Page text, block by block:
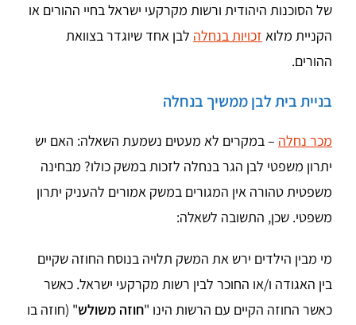
של הסוכנות היהודית ורשות מקרקעי ישראל בחיי ההורים או
הקניית מלואזכויות בנחלהלבן אחד שיוגדר בצוואת
ההורים.
בניית בית לבן ממשיך בנחלה
מכר נחלה– במקרים לא מעטים נשמעת השאלה: האם יש
יתרון משפטי לבן הגר בנחלה לזכות במשק כולו? מבחינה
משפטית טהורה אין המגורים במשק אמורים להעניק יתרון
משפטי. שכן, התשובה לשאלה:
מי מבין הילדים ירש את המשק תלויה בנוסח החוזה שקיים
בין האגודה ו/או החוכר לבין רשות מקרקעי ישראל. כאשר
כאשר החוזה הקיים עם הרשות הינו "חוזה משולש" (חוזה בו